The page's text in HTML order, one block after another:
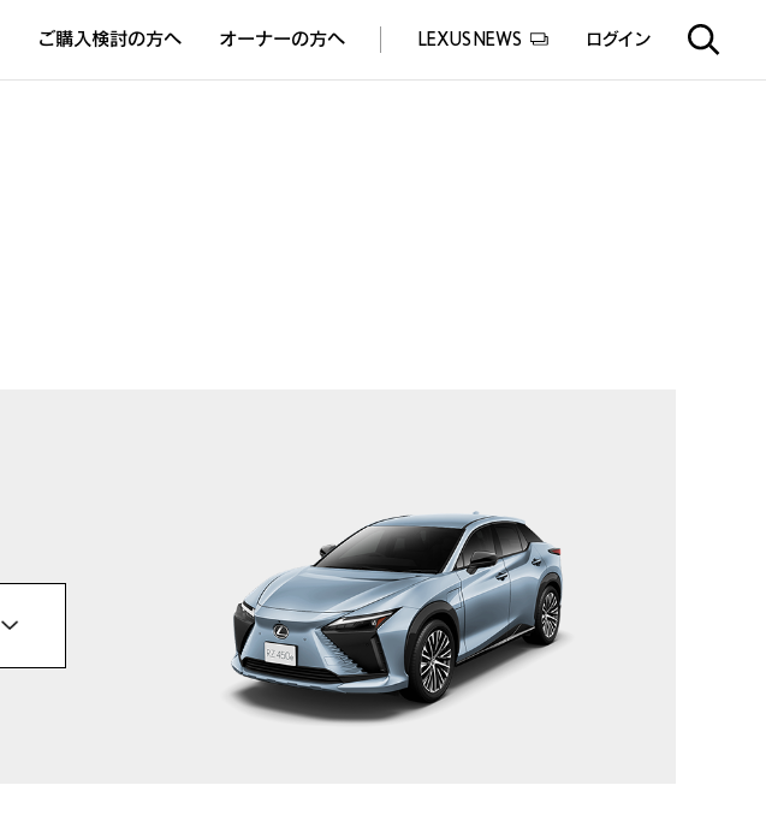
ご購入検討の方へ オーナーの方へ LEXUS NEWS ログイン
LEXUS EXPERIENCE(体験サービス)